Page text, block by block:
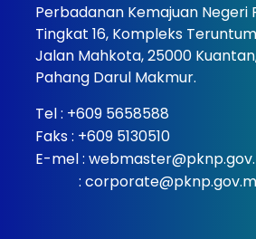
Perbadanan Kemajuan Negeri
Tingkat 16, Kompleks
Jalan Mahkota, 25000
Pahang Darul Makmur.
Tel : +609 5658588
Faks : +609 5130510
E-mel :
: